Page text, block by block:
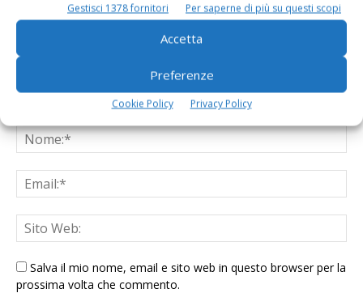
Gestisci 1378 fornitori Per saperne di più su questi scopi
Accetta
Preferenze
Cookie Policy Privacy Policy
Salva il mio nome, email e sito web in questo browser per la
prossima volta che commento.